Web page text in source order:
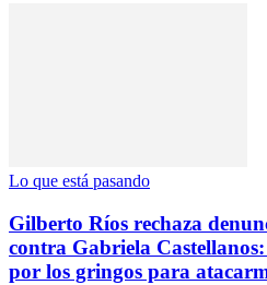
Lo que está pasando
Gilberto Ríos rechaza
contra Gabriela
por los gringos para